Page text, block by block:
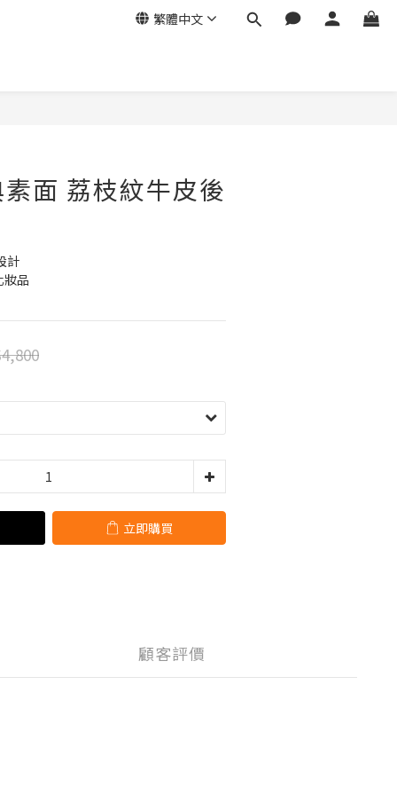
繁體中文
面 荔枝紋牛皮後
計
妝品
立即購買
顧客評價